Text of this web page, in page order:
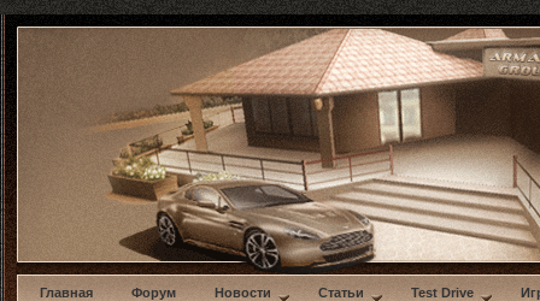
w
Главная Форум Новости Статьи Test Drive